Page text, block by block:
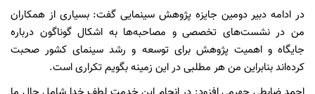
در ادامه دبیر دومین جایزه پژوهش سینمایی گفت: بسیاری از همکاران
من در نشست‌های تخصصی و مصاحبه‌ها به اشکال گوناگون درباره
جایگاه و اهمیت پژوهش برای توسعه و رشد سینمای کشور صحبت
کرده‌اند بنابراین من هر مطلبی در این زمینه بگویم تکراری است.